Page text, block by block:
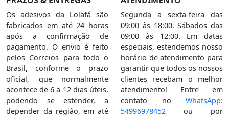
Os adesivos da Lolafá são
fabricados em até 24 horas
após a confirmação de
pagamento. O envio é feito
pelos Correios para todo o
Brasil, conforme o prazo
oficial, que normalmente
acontece de 6 a 12 dias úteis,
podendo se estender, a
depender da região, em até
Segunda a sexta-feira das
09:00 às 18:00. Sábados das
09:00 às 12:00. Em datas
especiais, estendemos nosso
horário de atendimento para
garantir que todos os nossos
clientes recebam o melhor
atendimento! Entre em
contato no WhatsApp:
54996978452 ou por